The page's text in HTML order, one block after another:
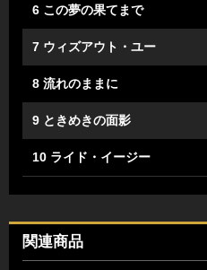
6 この夢の果てまで
7 ウィズアウト・ユー
8 流れのままに
9 ときめきの面影
10 ライド・イージー
関連商品